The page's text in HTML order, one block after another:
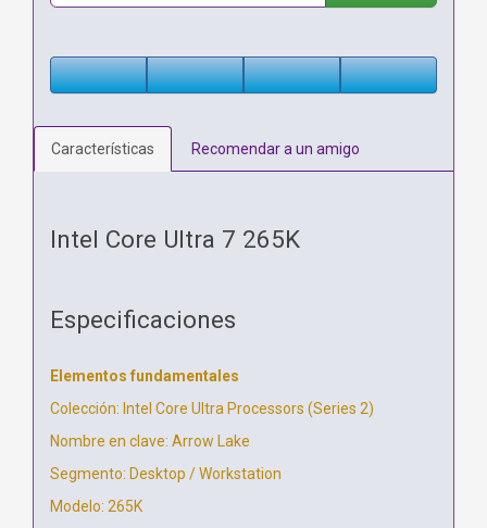
Características Recomendar a un amigo
Intel Core Ultra 7 265K
Especificaciones
Elementos fundamentales
Colección: Intel Core Ultra Processors (Series 2)
Nombre en clave: Arrow Lake
Segmento: Desktop / Workstation
Modelo: 265K